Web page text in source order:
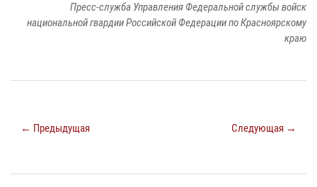
Пресс-служба Управления Федеральной службы войск
национальной гвардии Российской Федерации по Красноярскому
краю
← Предыдущая Следующая →